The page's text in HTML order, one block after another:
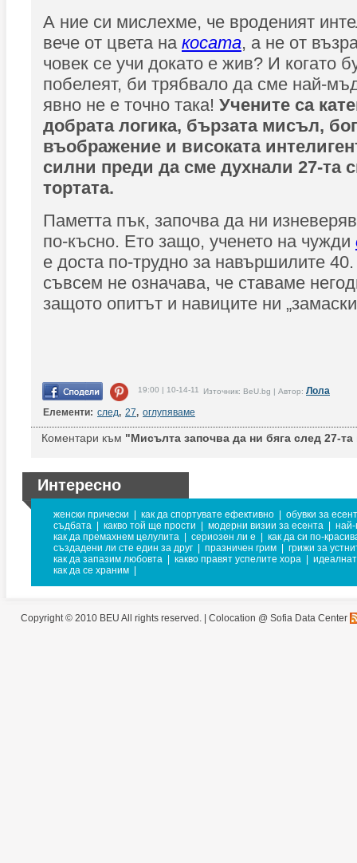
А ние си мислехме, че вроденият
вече от цвета на косата, а не от
човек се учи докато е жив? И когато
побелеят, би трябвало да сме най-
явно не е точно така! Учените са
добрата логика, бързата мисъл,
въображение и високата
силни преди да сме духнали 27-та
тортата.
Паметта пък, започва да ни
по-късно. Ето защо, ученето на чужди
е доста по-трудно за навършилите
съвсем не означава, че ставаме
защото опитът и навиците ни
19:00 | 10-14-11 Източник: BeU.bg | Автор: Лола
Елементи: след, 27, оглупяваме
Коментари към "Мисълта започва да ни бяга след 27-
Интересно
женски прически как да спортувате ефективно
обувки за
съдбата
какво той ще прости модерни визии за есента
най-
как да премахнем целулита
сериозен ли е
как да си по-
създадени ли сте един за друг
празничен грим
грижи за
как да запазим любовта
какво правят успелите хора
как да се храним
Copyright © 2010 BEU All rights reserved. | Colocation @ Sofia Data Center